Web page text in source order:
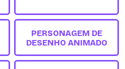
PERSONAGEM DE
DESENHO ANIMADO